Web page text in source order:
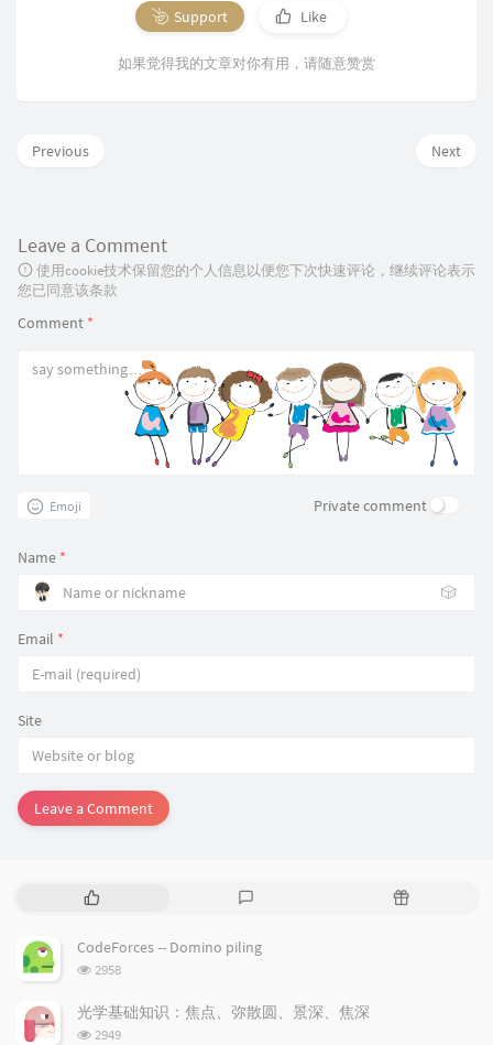
Support Like
如果觉得我的文章对你有用，请随意赞赏
Next
Previous
Leave a Comment
使用cookie技术保留您的个人信息以便您下次快速评论，继续评论表示
您已同意该条款
Comment *
Emoji Private comment
Name *
🎲
Email *
Site
Leave a Comment
P
p
u
a
r
e
t
R
CodeForces -- Domino piling
浏
次
数:
2958
光学基础知识：焦点、弥散圆、景深、焦深
浏
2949